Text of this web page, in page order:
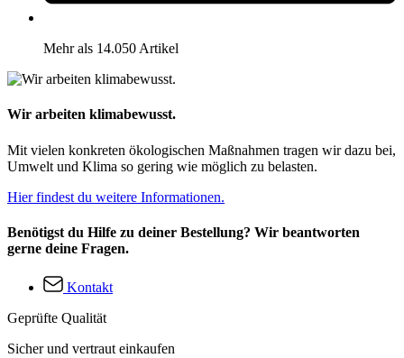
Mehr als 14.050 Artikel
Wir arbeiten klimabewusst.
Mit vielen konkreten ökologischen Maßnahmen tragen wir dazu bei,
Umwelt und Klima so gering wie möglich zu belasten.
Hier findest du weitere Informationen.
Benötigst du Hilfe zu deiner Bestellung? Wir beantworten
gerne deine Fragen.
Kontakt
Geprüfte Qualität
Sicher und vertraut einkaufen